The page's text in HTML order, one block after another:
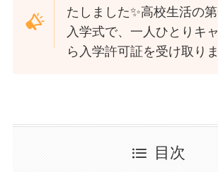
たしました✨高校生活の
入学式で、一人ひとりキ
ら入学許可証を受け取り
目次